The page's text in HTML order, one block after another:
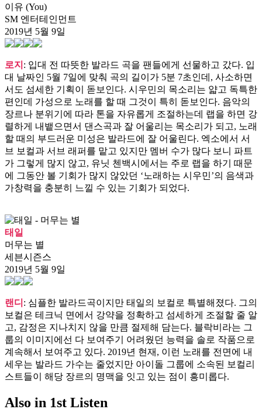
이유 (You)
SM 엔터테인먼트
2019년 5월 9일
로지 : 입대 전 따뜻한 발라드 곡을 팬들에게 선물하고 갔다. 입
대 날짜인 5월 7일에 맞춰 곡의 길이가 5분 7초인데, 사소하면
서도 섬세한 기획이 돋보인다. 시우민의 목소리는 얇고 독특한
편인데 가성으로 노래를 할 때 그것이 특히 돋보인다. 음악의
장르나 분위기에 따라 톤을 자유롭게 조절하는데 랩을 하면 강
렬하게 내뱉으면서 댄스곡과 잘 어울리는 목소리가 되고, 노래
할 때의 부드러운 미성은 발라드에 잘 어울린다. 엑소에서 서
브 보컬과 서브 래퍼를 맡고 있지만 멤버 수가 많다 보니 파트
가 그렇게 많지 않고, 유닛 첸백시에서는 주로 랩을 하기 때문
에 그동안 볼 기회가 많지 않았던 ‘노래하는 시우민’의 음색과
가창력을 충분히 느낄 수 있는 기회가 되었다.
태일
머무는 별
세븐시즌스
2019년 5월 9일
랜디 : 심플한 발라드곡이지만 태일의 보컬로 특별해졌다. 그의
보컬은 테크닉 면에서 강약을 정확하고 섬세하게 조절할 줄 알
고, 감정은 지나치지 않을 만큼 절제해 담는다. 블락비라는 그
룹의 이미지에선 다 보여주기 어려웠던 능력을 솔로 작품으로
계속해서 보여주고 있다. 2019년 현재, 이런 노래를 전면에 내
세우는 발라드 가수는 줄었지만 아이돌 그룹에 소속된 보컬리
스트들이 해당 장르의 명맥을 잇고 있는 점이 흥미롭다.
Also in 1st Listen